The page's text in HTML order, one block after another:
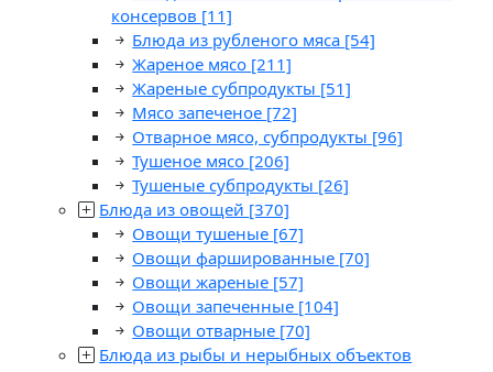
консервов [11]
Блюда из рубленого мяса [54]
Жареное мясо [211]
Жареные субпродукты [51]
Мясо запеченое [72]
Отварное мясо, субпродукты [96]
Тушеное мясо [206]
Тушеные субпродукты [26]
Блюда из овощей [370]
Овощи тушеные [67]
Овощи фаршированные [70]
Овощи жареные [57]
Овощи запеченные [104]
Овощи отварные [70]
Блюда из рыбы и нерыбных объектов